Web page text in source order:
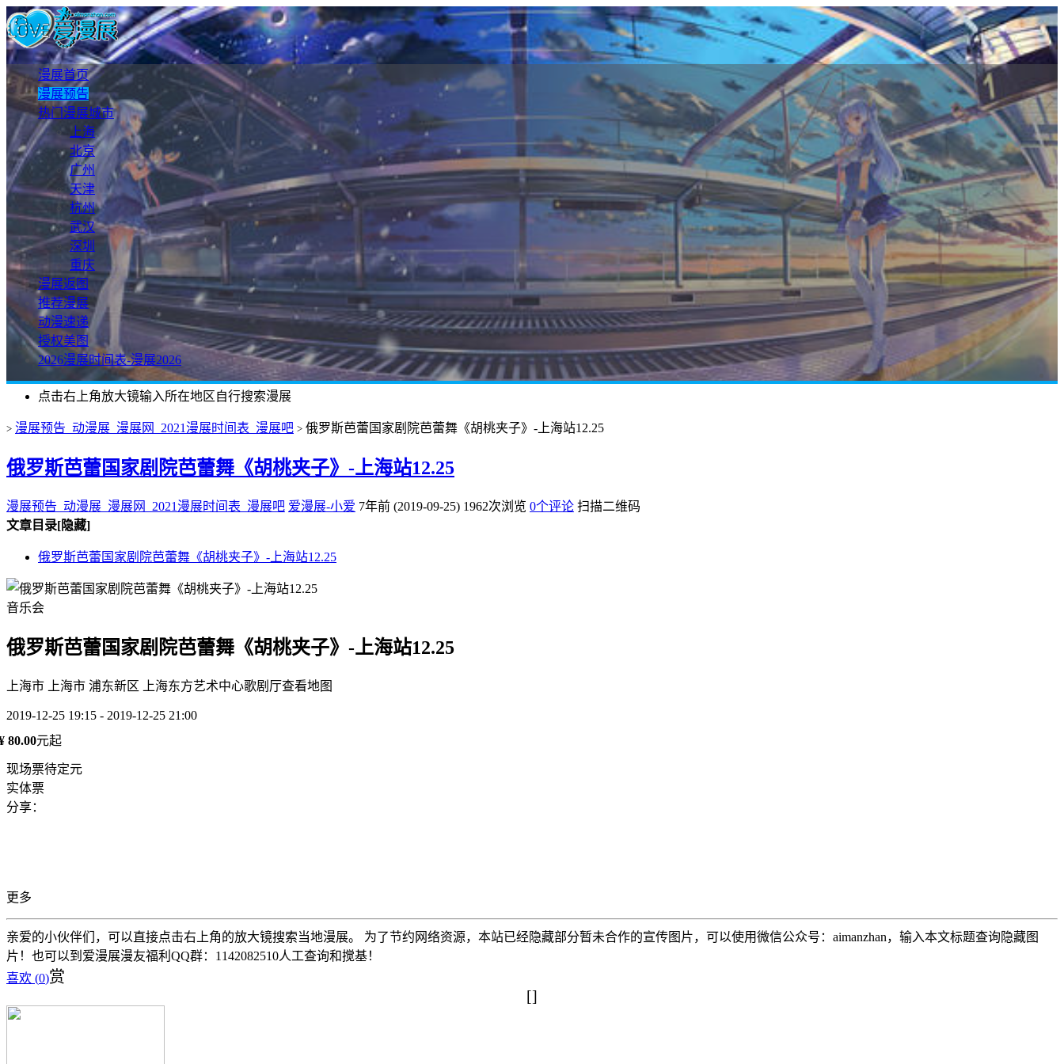
漫展首页
漫展预告
热门漫展城市
上海
北京
广州
天津
杭州
武汉
深圳
重庆
漫展返图
推荐漫展
动漫速递
授权美图
2026漫展时间表-漫展2026
点击右上角放大镜输入所在地区自行搜索漫展
> 漫展预告_动漫展_漫展网_2021漫展时间表_漫展吧 > 俄罗斯芭蕾国家剧院芭蕾舞《胡桃夹子》-上海站12.25
俄罗斯芭蕾国家剧院芭蕾舞《胡桃夹子》-上海站12.25
漫展预告_动漫展_漫展网_2021漫展时间表_漫展吧 爱漫展-小爱 7年前 (2019-09-25) 1962次浏览 0个评论 扫描二维码
文章目录[隐藏]
俄罗斯芭蕾国家剧院芭蕾舞《胡桃夹子》-上海站12.25
音乐会
俄罗斯芭蕾国家剧院芭蕾舞《胡桃夹子》-上海站12.25
上海市 上海市 浦东新区 上海东方艺术中心歌剧厅查看地图
2019-12-25 19:15 - 2019-12-25 21:00
80.00元起
现场票待定元
实体票
分享：
更多
亲爱的小伙伴们，可以直接点击右上角的放大镜搜索当地漫展。 为了节约网络资源，本站已经隐藏部分暂未合作的宣传图片，可以使用微信公众号：aimanzhan，输入本文标题查询隐藏图
片！也可以到爱漫展漫友福利QQ群：1142082510人工查询和搅基！
喜欢 (0)赏
[]